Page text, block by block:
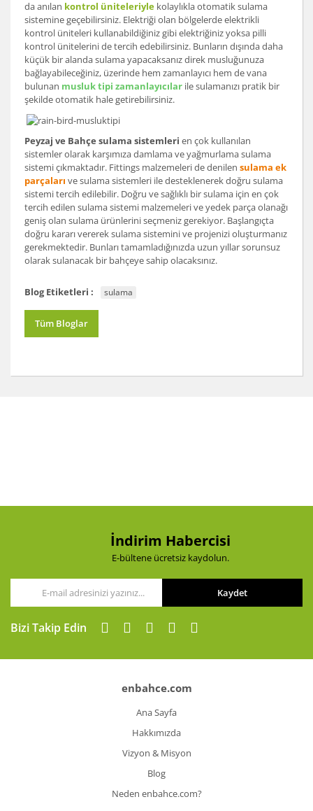
da anılan kontrol üniteleriyle kolaylıkla otomatik sulama
sistemine geçebilirsiniz. Elektriği olan bölgelerde elektrikli
kontrol üniteleri kullanabildiğiniz gibi elektriğiniz yoksa pilli
kontrol ünitelerini de tercih edebilirsiniz. Bunların dışında daha
küçük bir alanda sulama yapacaksanız direk musluğunuza
bağlayabileceğiniz, üzerinde hem zamanlayıcı hem de vana
bulunan musluk tipi zamanlayıcılar ile sulamanızı pratik bir
şekilde otomatik hale getirebilirsiniz.
Peyzaj ve Bahçe sulama sistemleri en çok kullanılan
sistemler olarak karşımıza damlama ve yağmurlama sulama
sistemi çıkmaktadır. Fittings malzemeleri de denilen sulama ek
parçaları ve sulama sistemleri ile desteklenerek doğru sulama
sistemi tercih edilebilir. Doğru ve sağlıklı bir sulama için en çok
tercih edilen sulama sistemi malzemeleri ve yedek parça olanağı
geniş olan sulama ürünlerini seçmeniz gerekiyor. Başlangıçta
doğru kararı vererek sulama sistemini ve projenizi oluşturmanız
gerekmektedir. Bunları tamamladığınızda uzun yıllar sorunsuz
olarak sulanacak bir bahçeye sahip olacaksınız.
Blog Etiketleri : sulama
Tüm Bloglar
İndirim Habercisi
E-bültene ücretsiz kaydolun.
Kaydet
Bizi Takip Edin
enbahce.com
Ana Sayfa
Hakkımızda
Vizyon & Misyon
Blog
Neden enbahce.com?